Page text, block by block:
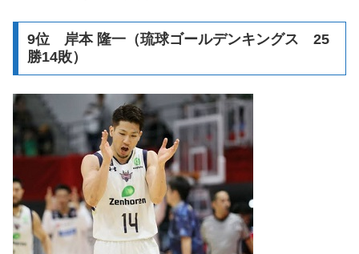
9位 岸本 隆一（琉球ゴールデンキングス 25
勝14敗）